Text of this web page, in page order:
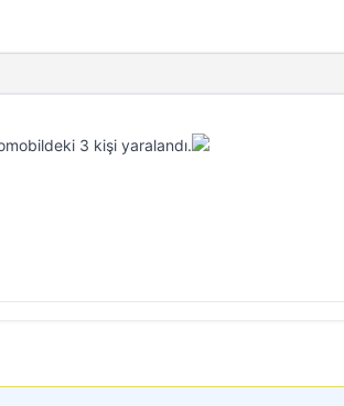
3 kişi yaralandı.